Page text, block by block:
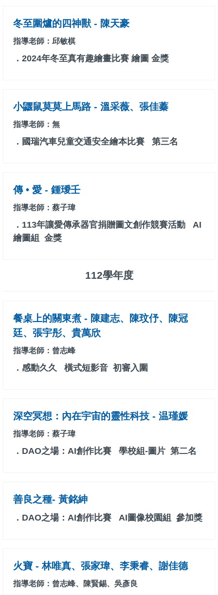
冬至圍爐的四神獸 - 陳天豪
指導老師：邱敏棋
．2024年冬至真有趣繪畫比賽 繪圖 金獎
小鼴鼠莫莫上馬路 - 溫采薇、張佳蓁
指導老師：無
．國瑞汽車兒童交通安全繪本比賽 第三名
傳 • 愛 - 鍾璦壬
指導老師：蔡子瑋
．113年讓愛傳承器官捐贈圖文創作競賽活動 AI
繪圖組 金獎
112學年度
餐桌上的關東煮 - 陳建志、陳玟伃、陳冠
廷、張宇彤、貴萬欣
指導老師：曾志峰
．感動久久 橫式短影音 初審入圍
深空冥想：內在宇宙的靈性科技 - 温瑾媛
指導老師：蔡子瑋
．DAO之場：AI創作比賽 學校組-圖片 第二名
善良之種- 黃銘紳
．DAO之場：AI創作比賽 AI圖像校園組 參加獎
火寶 - 林唯真、張家瑋、李秉睿、謝佳德
指導老師：曾志峰、陳賢錫、吳彥良